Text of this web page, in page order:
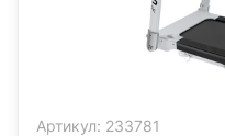
Артикул: 233781